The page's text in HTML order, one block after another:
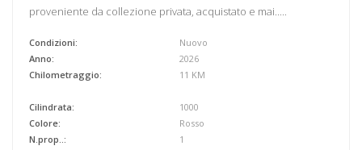
proveniente da collezione privata, acquistato e mai.....
Condizioni:
Anno:
Chilometraggio:
Nuovo
2026
11 KM
Cilindrata:
Colore:
N.prop..:
1000
Rosso
1